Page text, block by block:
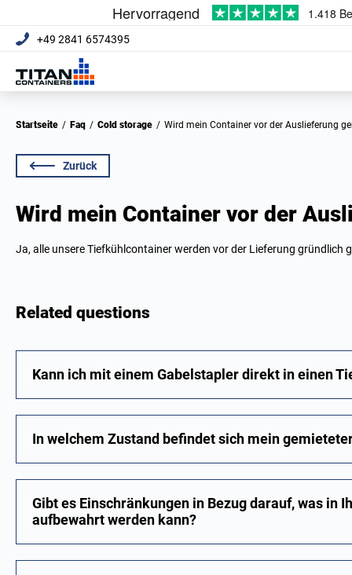
+49 2841 6574395
Startseite / Faq / Cold storage / Wird mein Container vor der Auslieferung
Zurück
Wird mein Container vor der
Ja, alle unsere Tiefkühlcontainer werden vor der Lieferung gründlich
Related questions
Kann ich mit einem Gabelstapler direkt in einen
In welchem Zustand befindet sich mein
Gibt es Einschränkungen in Bezug darauf, was in
aufbewahrt werden kann?